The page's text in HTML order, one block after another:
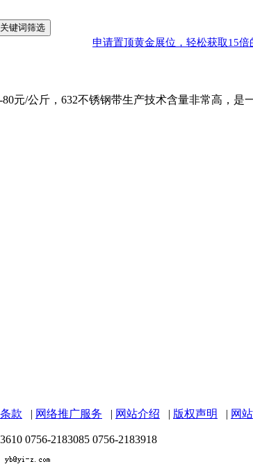
申请置顶黄金展位，轻松获取15
元/公斤，632不锈钢带生产技术含量非常高，是
款 | 网络推广服务 | 网站介绍 | 版权声明 | 网
0756-2183085 0756-2183918